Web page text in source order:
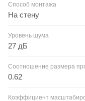
Способ монтажа
На стену
Уровень шума
27 дБ
Соотношение размера
0.62
Коэффициент